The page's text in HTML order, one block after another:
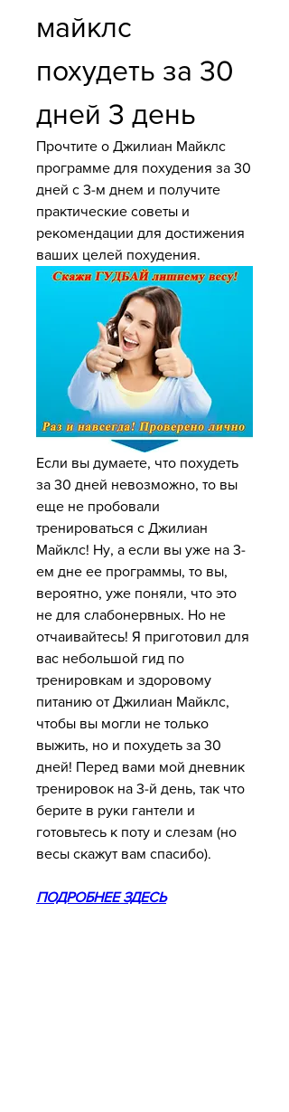
майклс
похудеть за 30
дней 3 день
Прочтите о Джилиан Майклс
программе для похудения за 30
дней с 3-м днем и получите
практические советы и
рекомендации для достижения
ваших целей похудения.
Если вы думаете, что похудеть
за 30 дней невозможно, то вы
еще не пробовали
тренироваться с Джилиан
Майклс! Ну, а если вы уже на 3-
ем дне ее программы, то вы,
вероятно, уже поняли, что это
не для слабонервных. Но не
отчаивайтесь! Я приготовил для
вас небольшой гид по
тренировкам и здоровому
питанию от Джилиан Майклс,
чтобы вы могли не только
выжить, но и похудеть за 30
дней! Перед вами мой дневник
тренировок на 3-й день, так что
берите в руки гантели и
готовьтесь к поту и слезам (но
весы скажут вам спасибо).
ПОДРОБНЕЕ ЗДЕСЬ